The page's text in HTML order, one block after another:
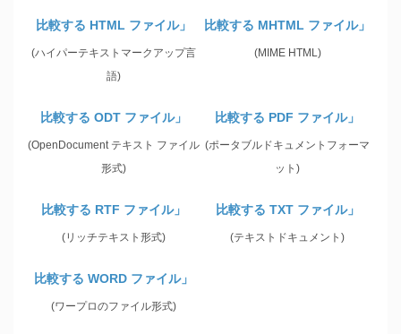
比較する HTML ファイル」
(ハイパーテキストマークアップ言
語)
比較する MHTML ファイル」
(MIME HTML)
比較する ODT ファイル」
(OpenDocument テキスト ファイル
形式)
比較する PDF ファイル」
(ポータブルドキュメントフォーマ
ット)
比較する RTF ファイル」
(リッチテキスト形式)
比較する TXT ファイル」
(テキストドキュメント)
比較する WORD ファイル」
(ワープロのファイル形式)